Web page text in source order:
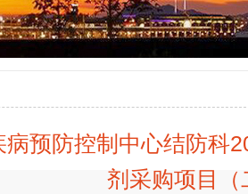
病预防控制中心结防科
剂采购项目（